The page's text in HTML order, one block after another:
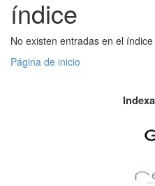
índice
No existen entradas en el
Página de inicio